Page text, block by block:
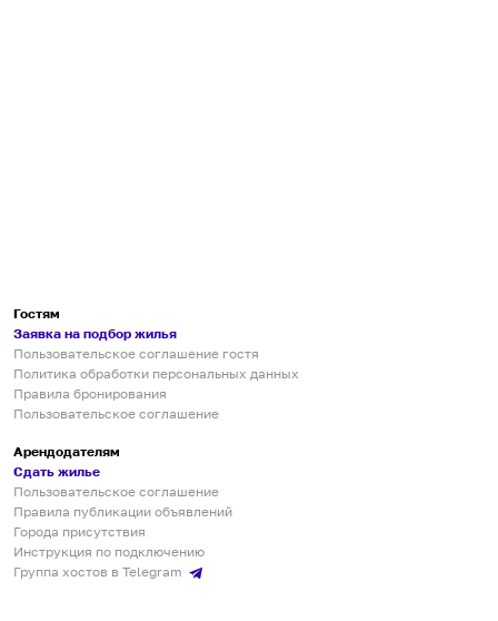
Гостям
Заявка на подбор жилья
Пользовательское соглашение гостя
Политика обработки персональных данных
Правила бронирования
Пользовательское соглашение
Арендодателям
Сдать жилье
Пользовательское соглашение
Правила публикации объявлений
Города присутствия
Инструкция по подключению
Группа хостов в Telegram